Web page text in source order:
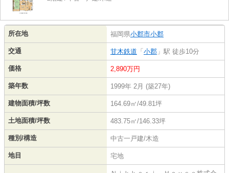
所在地 福岡県小郡市小郡
交通 甘木鉄道 「 小郡 」駅 徒歩10分
価格 2,890万円
築年数 1999年 2月 (築27年)
建物面積/坪数 164.69㎡/49.81坪
土地面積/坪数 483.75㎡/146.33坪
種別/構造 中古一戸建/木造
地目 宅地